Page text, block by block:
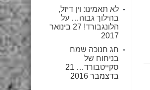
לא תאמינו: וין דיזל,
בהילוך גבוה… על
הלונגבורד!
27 בינואר
2017
חג חנוכה שמח
בניחוח של
סקייטבורד… 21
בדצמבר 2016